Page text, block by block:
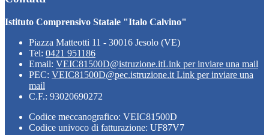
Istituto Comprensivo Statale "Italo Calvino"
Piazza Matteotti 11 - 30016 Jesolo (VE)
Tel: 0421 951186
Email: VEIC81500D@istruzione.itLink per inviare una mail
PEC: VEIC81500D@pec.istruzione.it Link per inviare una
mail
C.F.: 93020690272
Codice meccanografico: VEIC81500D
Codice univoco di fatturazione: UF87V7